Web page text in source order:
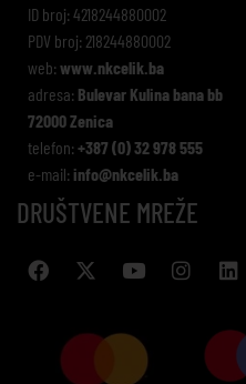
ID broj: 4218244880002
PDV broj: 218244880002
web: www.nkcelik.ba
adresa: Bulevar Kulina bana bb
72000 Zenica
telefon: +387 (0) 32 978 555
e-mail: info@nkcelik.ba
DRUŠTVENE MREŽE